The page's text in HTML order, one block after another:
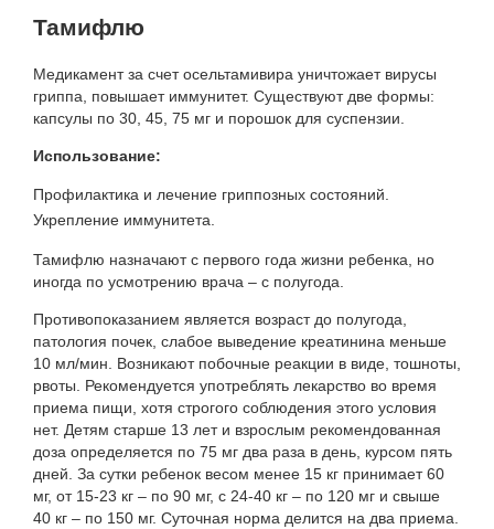
Тамифлю
Медикамент за счет осельтамивира уничтожает вирусы
гриппа, повышает иммунитет. Существуют две формы:
капсулы по 30, 45, 75 мг и порошок для суспензии.
Использование:
Профилактика и лечение гриппозных состояний.
Укрепление иммунитета.
Тамифлю назначают с первого года жизни ребенка, но
иногда по усмотрению врача – с полугода.
Противопоказанием является возраст до полугода,
патология почек, слабое выведение креатинина меньше
10 мл/мин. Возникают побочные реакции в виде, тошноты,
рвоты. Рекомендуется употреблять лекарство во время
приема пищи, хотя строгого соблюдения этого условия
нет. Детям старше 13 лет и взрослым рекомендованная
доза определяется по 75 мг два раза в день, курсом пять
дней. За сутки ребенок весом менее 15 кг принимает 60
мг, от 15-23 кг – по 90 мг, с 24-40 кг – по 120 мг и свыше
40 кг – по 150 мг. Суточная норма делится на два приема.